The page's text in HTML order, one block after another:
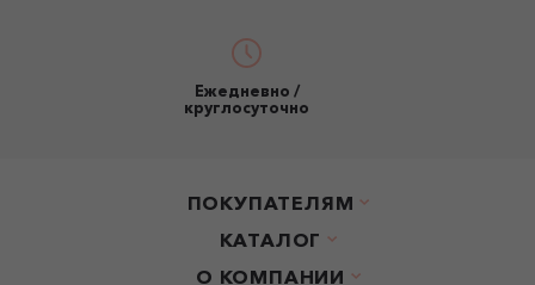
Ежедневно /
круглосуточно
ПОКУПАТЕЛЯМ
КАТАЛОГ
О КОМПАНИИ